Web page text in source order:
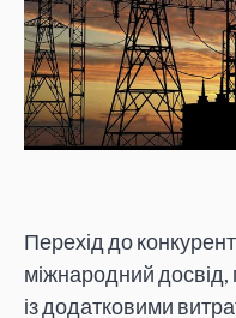
Перехід до
міжнародний досвід,
із додатковими